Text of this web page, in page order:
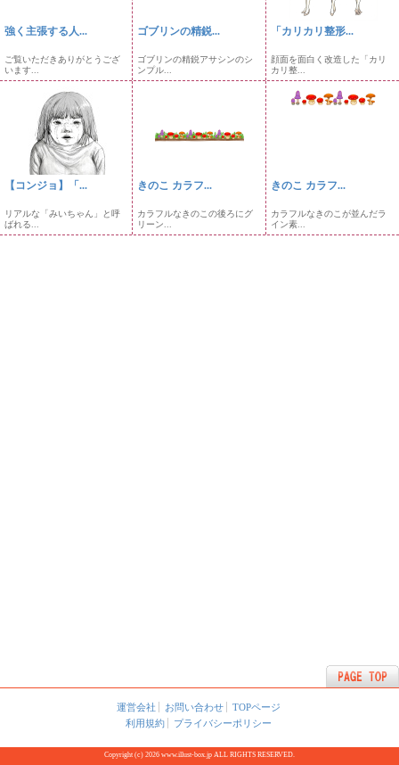
強く主張する人...
ご覧いただきありがとうござ
います...
ゴブリンの精鋭...
ゴブリンの精鋭アサシンのシ
ンプル...
「カリカリ整形...
顔面を面白く改造した「カリ
カリ整...
【コンジョ】「...
リアルな「みいちゃん」と呼
ばれる...
きのこ カラフ...
カラフルなきのこの後ろにグ
リーン...
きのこ カラフ...
カラフルなきのこが並んだラ
イン素...
運営会社 お問い合わせ
TOPページ
利用規約
プライバシーポリシー
Copyright (c) 2026 www.illust-box.jp ALL RIGHTS RESERVED.